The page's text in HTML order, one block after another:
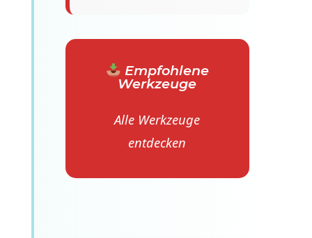
Empfohlene
Werkzeuge
Alle Werkzeuge
entdecken